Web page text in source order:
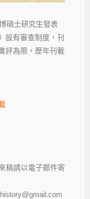
碩士研究生發表
設有審查制度，刊
評為限，歷年刊載
稿請以電子郵件寄